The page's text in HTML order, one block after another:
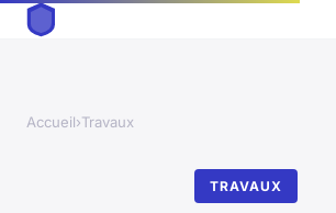
Accueil›Travaux
TRAVAUX